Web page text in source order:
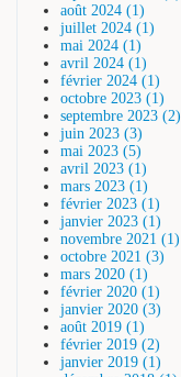
août 2024 (1)
juillet 2024 (1)
mai 2024 (1)
avril 2024 (1)
février 2024 (1)
octobre 2023 (1)
septembre 2023 (2)
juin 2023 (3)
mai 2023 (5)
avril 2023 (1)
mars 2023 (1)
février 2023 (1)
janvier 2023 (1)
novembre 2021 (1)
octobre 2021 (3)
mars 2020 (1)
février 2020 (1)
janvier 2020 (3)
août 2019 (1)
février 2019 (2)
janvier 2019 (1)